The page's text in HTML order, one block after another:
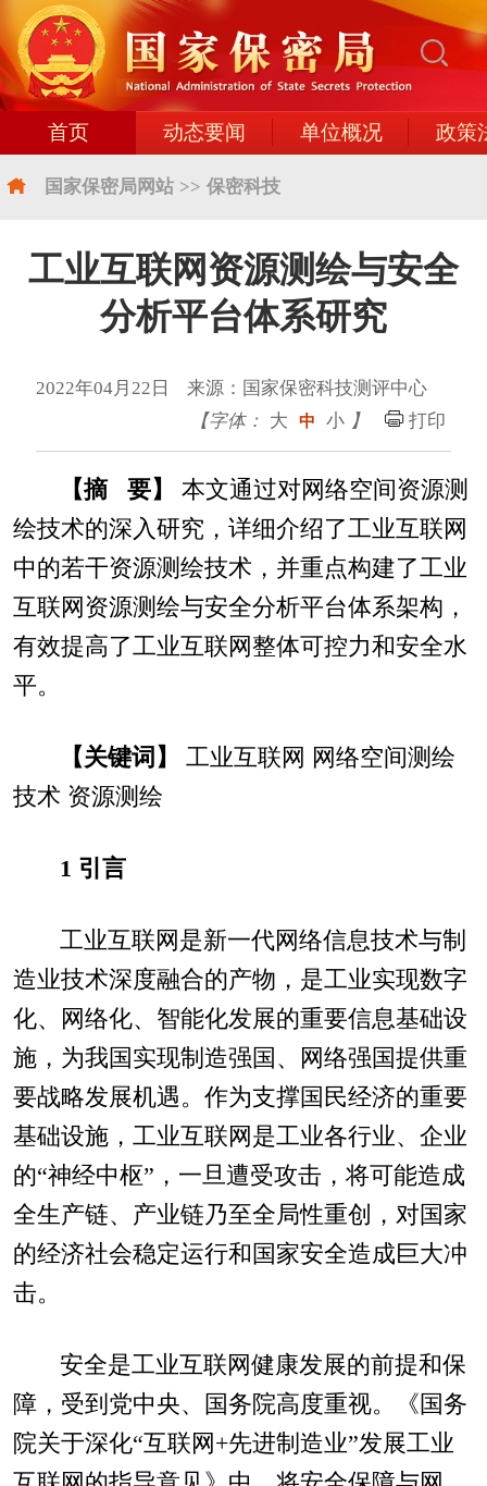
首页 动态要闻 单位概况 政策
国家保密局网站 >> 保密科技
工业互联网资源测绘与安全
分析平台体系研究
2022年04月22日 来源：国家保密科技测评中心
【字体： 大 中 小 】 打印
【摘 要】
本文通过对网络空间资源测
绘技术的深入研究，详细介绍了工业互联网
中的若干资源测绘技术，并重点构建了工业
互联网资源测绘与安全分析平台体系架构，
有效提高了工业互联网整体可控力和安全水
平。
【关键词】
工业互联网 网络空间测绘
技术 资源测绘
1 引言
工业互联网是新一代网络信息技术与制
造业技术深度融合的产物，是工业实现数字
化、网络化、智能化发展的重要信息基础设
施，为我国实现制造强国、网络强国提供重
要战略发展机遇。作为支撑国民经济的重要
基础设施，工业互联网是工业各行业、企业
的“神经中枢”，一旦遭受攻击，将可能造成
全生产链、产业链乃至全局性重创，对国家
的经济社会稳定运行和国家安全造成巨大冲
击。
安全是工业互联网健康发展的前提和保
障，受到党中央、国务院高度重视。《国务
院关于深化“互联网+先进制造业”发展工业